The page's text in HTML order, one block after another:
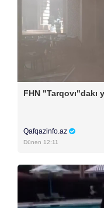
FHN "Tarqovı"dakı
Qafqazinfo.az
Dünən 12:11